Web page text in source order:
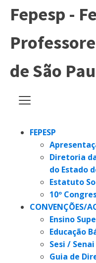
Fepesp -
de São
FEPESP
Diretoria
do Estado
Estatuto
10º
CONVENÇÕES/
Ensino
Educação
Sesi /
Guia de